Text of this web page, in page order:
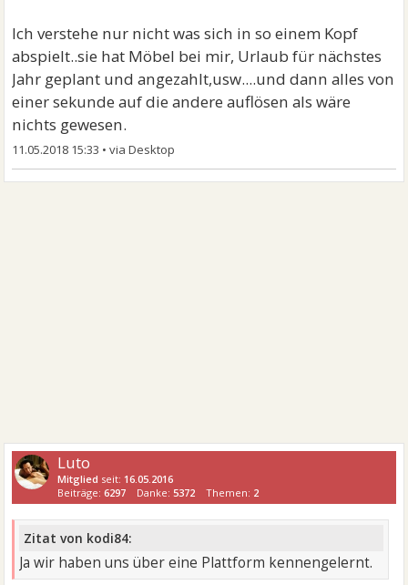
Ich verstehe nur nicht was sich in so einem Kopf
abspielt..sie hat Möbel bei mir, Urlaub für nächstes
Jahr geplant und angezahlt,usw....und dann alles von
einer sekunde auf die andere auflösen als wäre
nichts gewesen.
11.05.2018 15:33 •
Luto
Mitglied seit: 16.05.2016
Beiträge:6297 Danke:5372 Themen: 2
Zitat von kodi84:
Ja wir haben uns über eine Plattform kennengelernt.